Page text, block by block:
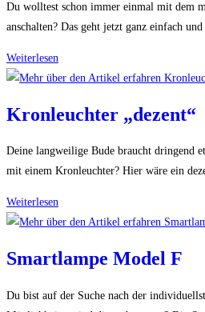
Du wolltest schon immer einmal mit dem
anschalten? Das geht jetzt ganz einfach
Weiterlesen
P
Kronleuchter „dezent“
Deine langweilige Bude braucht dringend
mit einem Kronleuchter? Hier wäre ein
Weiterlesen
„dezent“
Smartlampe Model F
Du bist auf der Suche nach der